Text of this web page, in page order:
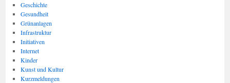
Geschichte
Gesundheit
Grünanlagen
Infrastruktur
Initiativen
Internet
Kinder
Kunst und Kultur
Kurzmeldungen